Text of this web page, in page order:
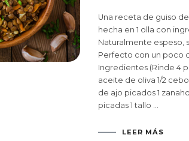
Una receta de guiso
hecha en 1 olla con
Naturalmente espeso,
Perfecto con un poco
Ingredientes (Rinde 4
aceite de oliva 1/2
de ajo picados 1
picadas 1 tallo …
LEER MÁS